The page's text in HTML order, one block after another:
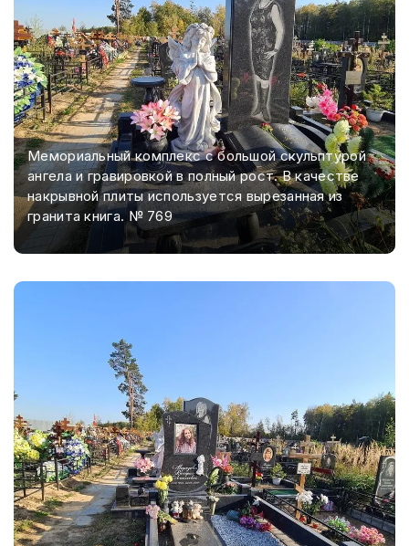
Мемориальный комплекс с большой скульптурой
ангела и гравировкой в полный рост. В качестве
накрывной плиты используется вырезанная из
гранита книга. № 769